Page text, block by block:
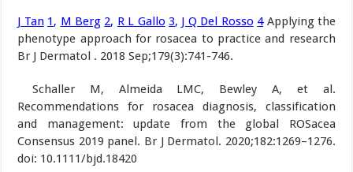
J Tan 1, M Berg 2, R L Gallo 3, J Q Del Rosso 4 Applying the
phenotype approach for rosacea to practice and research
Br J Dermatol . 2018 Sep;179(3):741-746.
Schaller M, Almeida LMC, Bewley A, et al.
Recommendations for rosacea diagnosis, classification
and management: update from the global ROSacea
Consensus 2019 panel. Br J Dermatol. 2020;182:1269–1276.
doi: 10.1111/bjd.18420